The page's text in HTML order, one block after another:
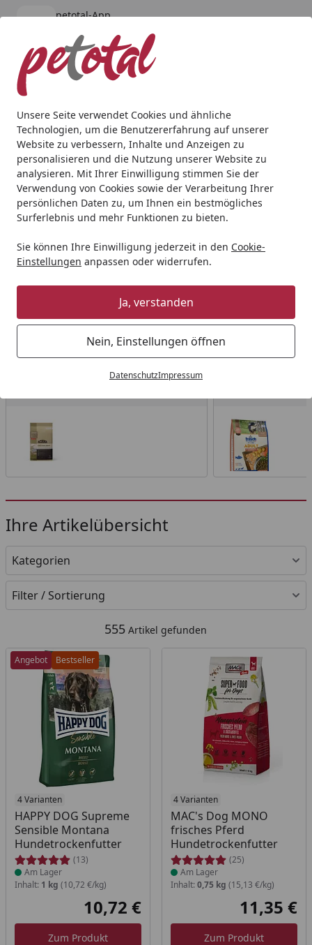
Unsere Seite verwendet Cookies und ähnliche
Technologien, um die Benutzererfahrung auf unserer
Website zu verbessern, Inhalte und Anzeigen zu
personalisieren und die Nutzung unserer Website zu
analysieren. Mit Ihrer Einwilligung stimmen Sie der
Verwendung von Cookies sowie der Verarbeitung Ihrer
persönlichen Daten zu, um Ihnen ein bestmögliches
Surferlebnis und mehr Funktionen zu bieten.
Sie können Ihre Einwilligung jederzeit in den Cookie-
Einstellungen anpassen oder widerrufen.
Ja, verstanden
Nein, Einstellungen öffnen
DatenschutzImpressum
petotal-App
kostenlos - Im App Store
Alle Produkte
Mein Konto
Suchen
Hundetrockenfutter
Startseite
Hundetrockenfutter
Wählen Sie Ihre Wunschkategorie
Ihre Artikelübersicht
Kategorien
Filter / Sortierung
555 Artikel gefunden
Angebot Bestseller
4 Varianten
HAPPY DOG Supreme
Sensible Montana
Hundetrockenfutter
(13)
Produkt am Lager
Am Lager
Inhalt: 1 kg (10,72 €/kg)
Aktueller Preis
10,72 €
Zum Produkt
4 Varianten
MAC's Dog MONO
frisches Pferd
Hundetrockenfutter
(25)
Produkt am Lager
Am Lager
Inhalt: 0,75 kg (15,13 €/kg)
11,35 €
Zum Produkt